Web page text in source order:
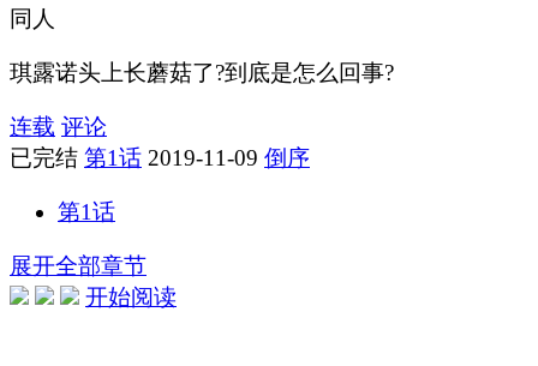
同人
琪露诺头上长蘑菇了?到底是怎么回事?
连载 评论
已完结 第1话 2019-11-09 倒序
第1话
展开全部章节
开始阅读